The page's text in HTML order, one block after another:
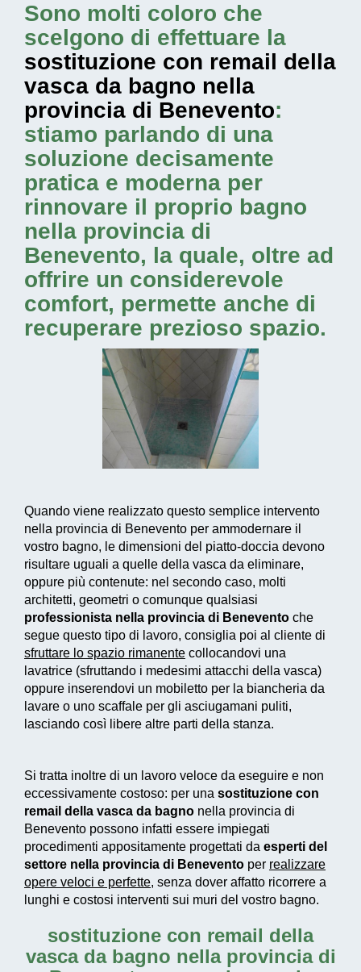
Sono molti coloro che
scelgono di effettuare la
sostituzione con remail della
vasca da bagno nella
provincia di Benevento:
stiamo parlando di una
soluzione decisamente
pratica e moderna per
rinnovare il proprio bagno
nella provincia di
Benevento, la quale, oltre ad
offrire un considerevole
comfort, permette anche di
recuperare prezioso spazio.
Quando viene realizzato questo semplice intervento
nella provincia di Benevento per ammodernare il
vostro bagno, le dimensioni del piatto-doccia devono
risultare uguali a quelle della vasca da eliminare,
oppure più contenute: nel secondo caso, molti
architetti, geometri o comunque qualsiasi
professionista nella provincia di Benevento che
segue questo tipo di lavoro, consiglia poi al cliente di
sfruttare lo spazio rimanente collocandovi una
lavatrice (sfruttando i medesimi attacchi della vasca)
oppure inserendovi un mobiletto per la biancheria da
lavare o uno scaffale per gli asciugamani puliti,
lasciando così libere altre parti della stanza.
Si tratta inoltre di un lavoro veloce da eseguire e non
eccessivamente costoso: per una sostituzione con
remail della vasca da bagno nella provincia di
Benevento possono infatti essere impiegati
procedimenti appositamente progettati da esperti del
settore nella provincia di Benevento per realizzare
opere veloci e perfette, senza dover affatto ricorrere a
lunghi e costosi interventi sui muri del vostro bagno.
sostituzione con remail della
vasca da bagno nella provincia di